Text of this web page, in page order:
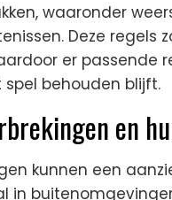
waaronder
Deze regels
er passende
behouden blijft.
en
kunnen een
in